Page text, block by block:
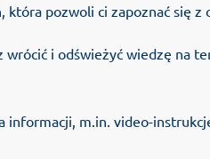
pozwoli ci zapoznać się z
i odświeżyć wiedzę na
m.in. video-